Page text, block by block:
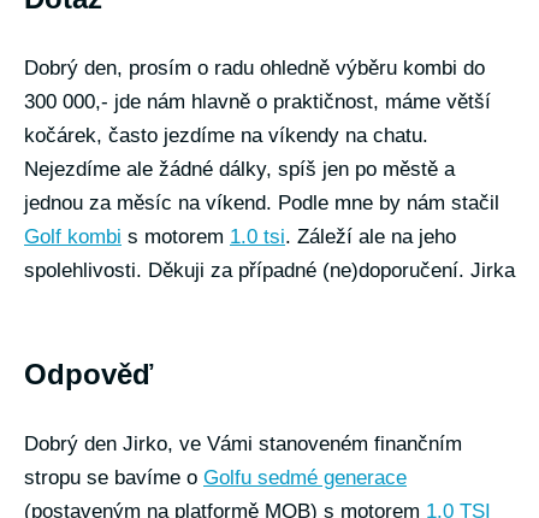
Dobrý den, prosím o radu ohledně výběru kombi do
300 000,- jde nám hlavně o praktičnost, máme větší
kočárek, často jezdíme na víkendy na chatu.
Nejezdíme ale žádné dálky, spíš jen po městě a
jednou za měsíc na víkend. Podle mne by nám stačil
Golf kombi s motorem 1.0 tsi. Záleží ale na jeho
spolehlivosti. Děkuji za případné (ne)doporučení. Jirka
Odpověď
Dobrý den Jirko, ve Vámi stanoveném finančním
stropu se bavíme o Golfu sedmé generace
(postaveným na platformě MQB) s motorem 1.0 TSI